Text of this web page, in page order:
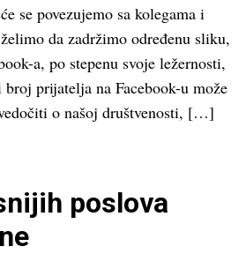
se povezujemo sa kolegama i
da zadržimo određenu sliku,
a, po stepenu svoje ležernosti,
prijatelja na Facebook-u može
o našoj društvenosti, […]
poslova